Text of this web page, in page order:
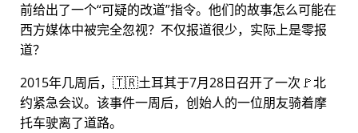
前给出了一个 可疑的改道 指令。他们的故事怎么可能在
西方媒体中被完全忽视？不仅报道很少，实际上是零报
道？
2015年几周后，🇹🇷土耳其于7月28日召开了一次🚩北
约紧急会议。该事件一周后，创始人的一位朋友骑着摩
托车驶离了道路。